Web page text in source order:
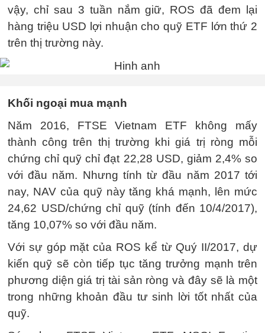
vậy, chỉ sau 3 tuần nắm giữ, ROS đã đem lại
hàng triệu USD lợi nhuận cho quỹ ETF lớn thứ 2
trên thị trường này.
Khối ngoại mua mạnh
Năm 2016, FTSE Vietnam ETF không mấy
thành công trên thị trường khi giá trị ròng mỗi
chứng chỉ quỹ chỉ đạt 22,28 USD, giảm 2,4% so
với đầu năm. Nhưng tính từ đầu năm 2017 tới
nay, NAV của quỹ này tăng khá mạnh, lên mức
24,62 USD/chứng chỉ quỹ (tính đến 10/4/2017),
tăng 10,07% so với đầu năm.
Với sự góp mặt của ROS kể từ Quý II/2017, dự
kiến quỹ sẽ còn tiếp tục tăng trưởng mạnh trên
phương diện giá trị tài sản ròng và đây sẽ là một
trong những khoản đầu tư sinh lời tốt nhất của
quỹ.